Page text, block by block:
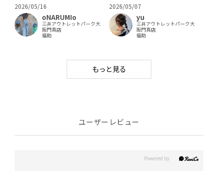
2026/05/16
oNARUMIo
三井アウトレットパーク大
阪門真店
福助
2026/05/07
yu
三井アウトレットパーク大
阪門真店
福助
もっと見る
ユーザーレビュー